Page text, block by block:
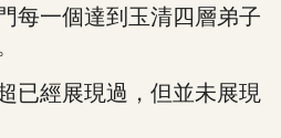
每一個達到玉清四層弟子
經展現過，但並未展現